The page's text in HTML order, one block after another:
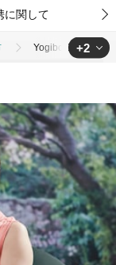
に関して
Yogibo Zoola Mini
Yogibo Zoola Mini オフ
+2